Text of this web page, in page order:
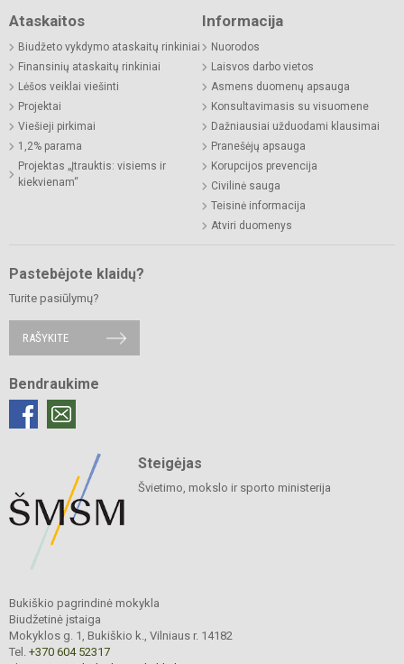
Ataskaitos
Biudžeto vykdymo ataskaitų rinkiniai
Finansinių ataskaitų rinkiniai
Lėšos veiklai viešinti
Projektai
Viešieji pirkimai
1,2% parama
Projektas „Įtrauktis: visiems ir
kiekvienam“
Informacija
Nuorodos
Laisvos darbo vietos
Asmens duomenų apsauga
Konsultavimasis su visuomene
Dažniausiai užduodami klausimai
Pranešėjų apsauga
Korupcijos prevencija
Civilinė sauga
Teisinė informacija
Atviri duomenys
Pastebėjote klaidų?
Turite pasiūlymų?
RAŠYKITE
Bendraukime
Steigėjas
Švietimo, mokslo ir sporto ministerija
Bukiškio pagrindinė mokykla
Biudžetinė įstaiga
Mokyklos g. 1, Bukiškio k., Vilniaus r. 14182
Tel. +370 604 52317